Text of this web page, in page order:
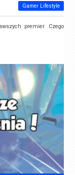
Gamer Lifestyle
premier. Czego